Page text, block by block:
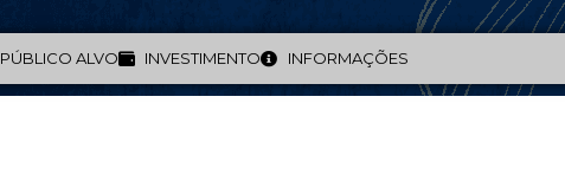
PÚBLICO ALVO INVESTIMENTO INFORMAÇÕES